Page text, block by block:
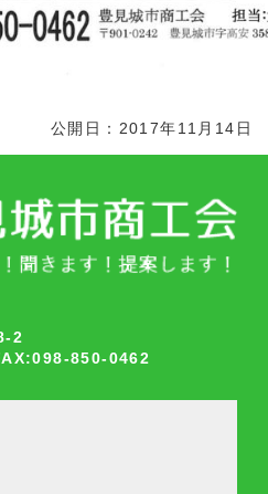
公開日：2017年11月14日
2
850-0462